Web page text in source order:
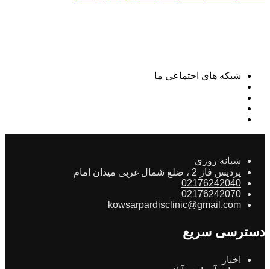
شبکه های اجتماعی ما
شبانه روزی
پردیس فاز 2 ، ضلع شمال غربی میدان امام
02176242040
02176242070
kowsarpardisclinic@gmail.com
دسترسی سریع
اخبار